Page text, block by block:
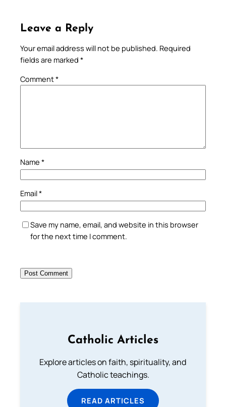
Leave a Reply
Your email address will not be published. Required
fields are marked *
Comment*
Name *
Email*
Save my name, email, and website in this browser
for the next time I comment.
Catholic Articles
Explore articles on faith, spirituality, and
Catholic teachings.
READ ARTICLES